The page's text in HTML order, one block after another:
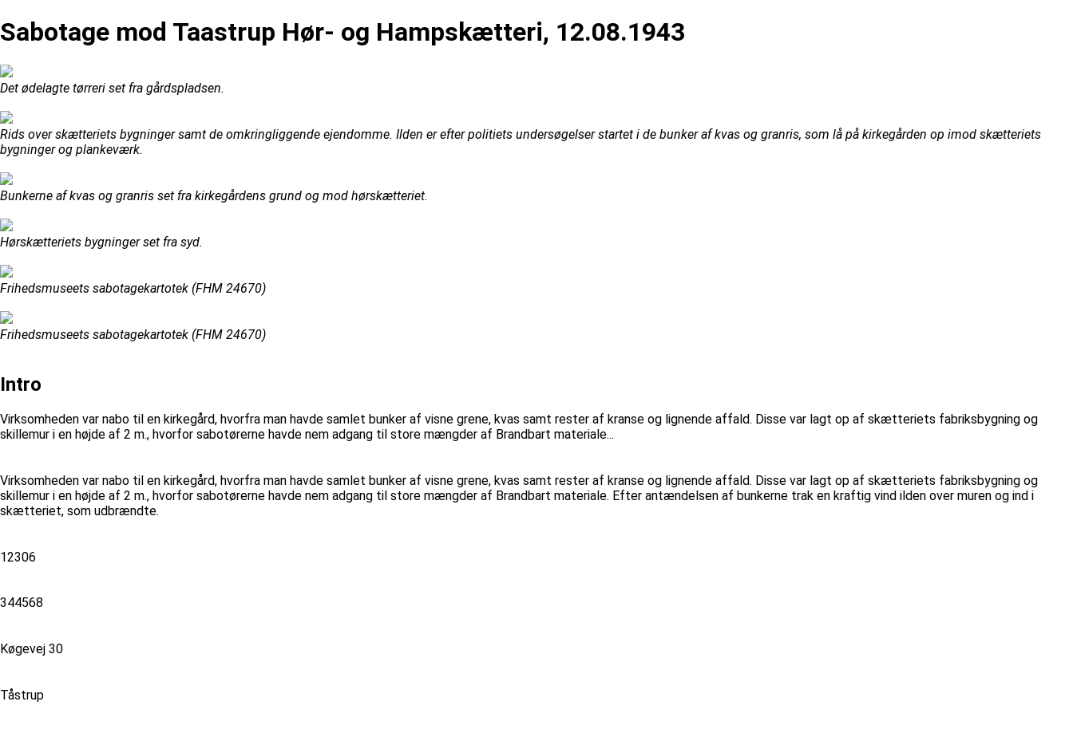
Sabotage mod Taastrup Hør- og Hampskætteri, 12.08.1943
Det ødelagte tørreri set fra gårdspladsen.
Rids over skætteriets bygninger samt de omkringliggende ejendomme. Ilden er efter politiets undersøgelser startet i de bunker af kvas og granris, som lå på kirkegården op imod skætteriets
bygninger og plankeværk.
Bunkerne af kvas og granris set fra kirkegårdens grund og mod hørskætteriet.
Hørskætteriets bygninger set fra syd.
Frihedsmuseets sabotagekartotek (FHM 24670)
Frihedsmuseets sabotagekartotek (FHM 24670)
Intro
Virksomheden var nabo til en kirkegård, hvorfra man havde samlet bunker af visne grene, kvas samt rester af kranse og lignende affald. Disse var lagt op af skætteriets fabriksbygning og
skillemur i en højde af 2 m., hvorfor sabotørerne havde nem adgang til store mængder af Brandbart materiale...
Virksomheden var nabo til en kirkegård, hvorfra man havde samlet bunker af visne grene, kvas samt rester af kranse og lignende affald. Disse var lagt op af skætteriets fabriksbygning og
skillemur i en højde af 2 m., hvorfor sabotørerne havde nem adgang til store mængder af Brandbart materiale. Efter antændelsen af bunkerne trak en kraftig vind ilden over muren og ind i
skætteriet, som udbrændte.
12306
344568
Køgevej 30
Tåstrup